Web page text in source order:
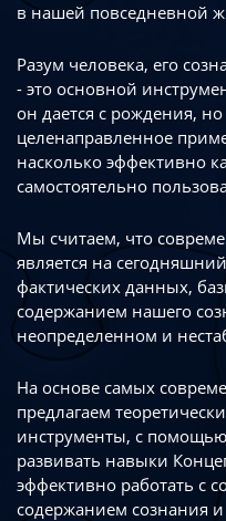
в нашей повседневной
Разум человека, его
- это основной
он дается с рождения, но
целенаправленное
насколько эффективно
самостоятельно
Мы считаем, что
является на
фактических данных,
содержанием нашего
неопределенном и
На основе самых
предлагаем
инструменты, с
развивать навыки
эффективно работать с
содержанием сознания